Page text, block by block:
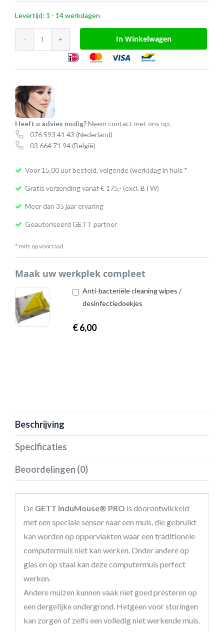
Levertijd: 1 - 14 werkdagen
Maak uw werkplek compleet
Anti-bacteriële cleaning wipes /
desinfectiedoekjes
€6,00
InduMouse
computermuis
aantal
In Winkelwagen
Heeft u advies nodig?Neem contact met ons op:
076 593 41 43 (Nederland)
03 664 71 94(België)
Voor 15.00 uur besteld, volgende (werk)dag in huis *
Gratis verzending vanaf € 175,- (excl. BTW)
Meer dan 35 jaar ervaring
Geautoriseerd GETT partner
* mits op voorraad
Beschrijving
Specificaties
Beoordelingen (0)
De GETT InduMouse® PRO is doorontwikkeld
met een speciale sensor naar een muis, die gebruikt
kan worden op oppervlakten waar een traditionele
computermuis niet kan werken. Onder andere op
glas en op staal kan deze computermuis perfect
werken.
Andere muizen kunnen vaak niet goed presteren op
een dergelijke ondergrond. Hetgeen voor storingen
kan zorgen of zelfs een volledig niet werkende muis.